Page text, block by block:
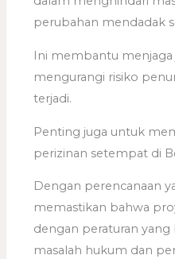
perubahan mendadak
Ini membantu
mengurangi risiko
terjadi.
Penting juga untuk
perizinan setempat di
Dengan perencanaan
memastikan bahwa
dengan peraturan
masalah hukum dan